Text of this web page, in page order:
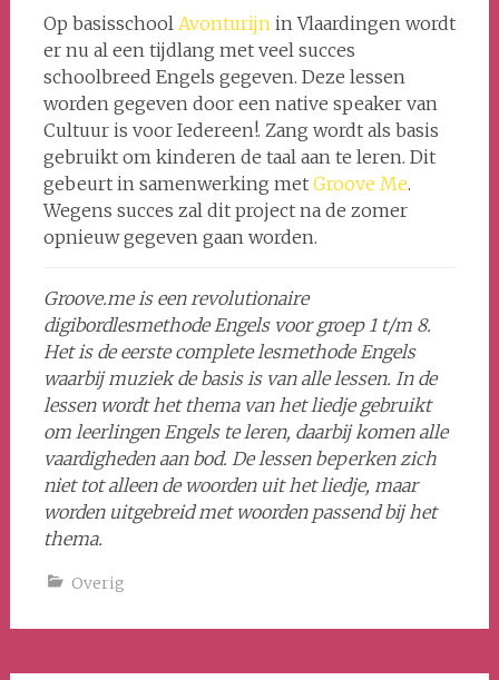
Op basisschool Avonturijn in Vlaardingen wordt
er nu al een tijdlang met veel succes
schoolbreed Engels gegeven. Deze lessen
worden gegeven door een native speaker van
Cultuur is voor Iedereen!. Zang wordt als basis
gebruikt om kinderen de taal aan te leren. Dit
gebeurt in samenwerking met Groove Me.
Wegens succes zal dit project na de zomer
opnieuw gegeven gaan worden.
Groove.me is een revolutionaire
digibordlesmethode Engels voor groep 1 t/m 8.
Het is de eerste complete lesmethode Engels
waarbij muziek de basis is van alle lessen. In de
lessen wordt het thema van het liedje gebruikt
om leerlingen Engels te leren, daarbij komen alle
vaardigheden aan bod. De lessen beperken zich
niet tot alleen de woorden uit het liedje, maar
worden uitgebreid met woorden passend bij het
thema.
Overig